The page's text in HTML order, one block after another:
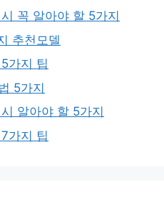
꼭 알아야 할 5가지
추천모델
가지 팁
5가지
알아야 할 5가지
가지 팁